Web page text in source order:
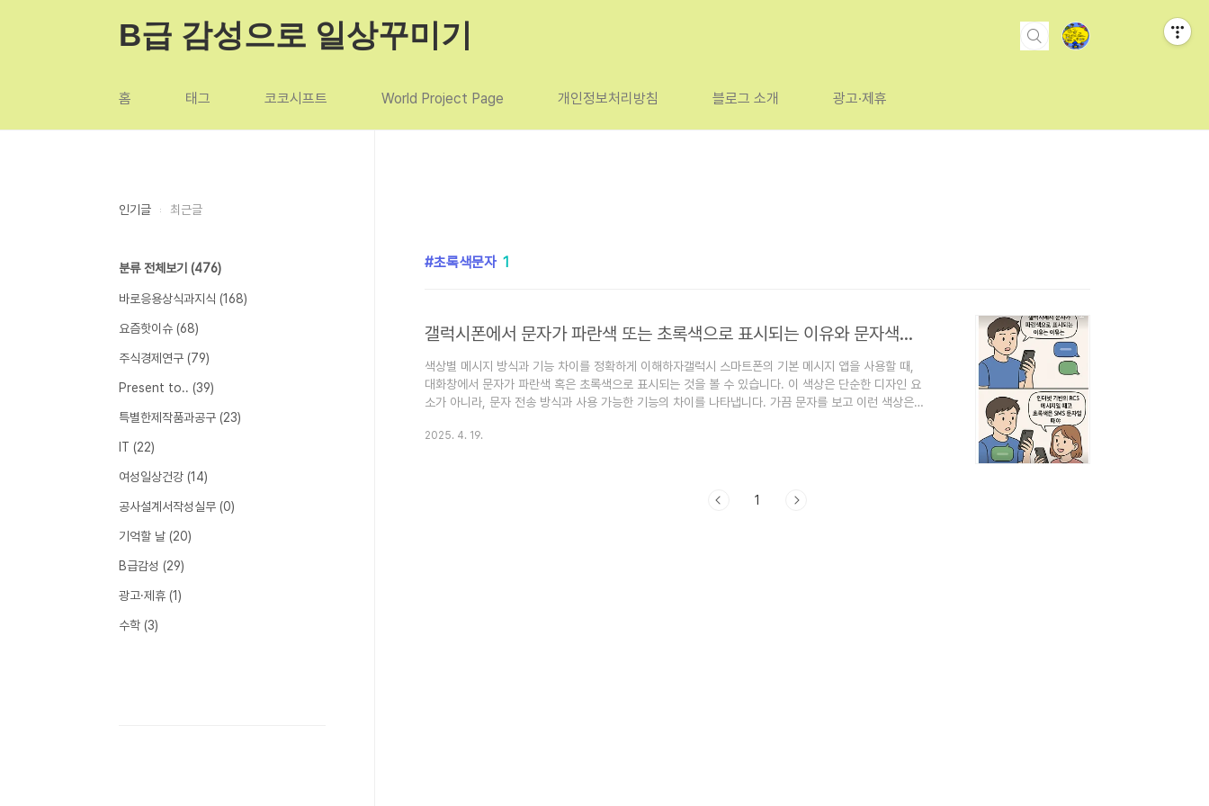
B급 감성으로 일상꾸미기
홈 태그 코코시프트 World Project Page 개인정보처리방침 블로그 소개 광고·제휴
초록색문자 1
갤럭시폰에서 문자가 파란색 또는 초록색으로 표시되는 이유와 문자색깔별 특징내용 알아보기
색상별 메시지 방식과 기능 차이를 정확하게 이해하자갤럭시 스마트폰의 기본 메시지 앱을 사용할 때,
대화창에서 문자가 파란색 혹은 초록색으로 표시되는 것을 볼 수 있습니다. 이 색상은 단순한 디자인 요
소가 아니라, 문자 전송 방식과 사용 가능한 기능의 차이를 나타냅니다. 가끔 문자를 보고 이런 색상은
인류 문명과 역사를 바꾼 발명 11가지1.인터넷인터넷 만큼 짧은 시간에 인류의 변화를 다이나믹하게 바
2025. 4. 19.
1
인기글 최근글
분류 전체보기 (476)
바로응용상식과지식 (168)
요즘핫이슈 (68)
주식경제연구 (79)
Present to.. (39)
특별한제작품과공구 (23)
IT (22)
여성일상건강 (14)
공사설계서작성실무 (0)
기억할 날 (20)
B급감성 (29)
광고·제휴 (1)
수학 (3)